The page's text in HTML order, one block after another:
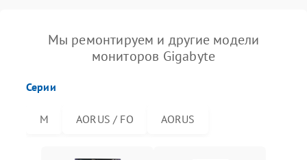
Мы ремонтируем и другие модели
мониторов Gigabyte
Серии
M AORUS / FO AORUS